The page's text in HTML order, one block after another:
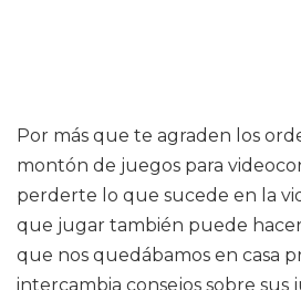
Por más que te agraden los
montón de juegos para
perderte lo que sucede en la
que jugar también puede
que nos quedábamos en casa
intercambia consejos sobre